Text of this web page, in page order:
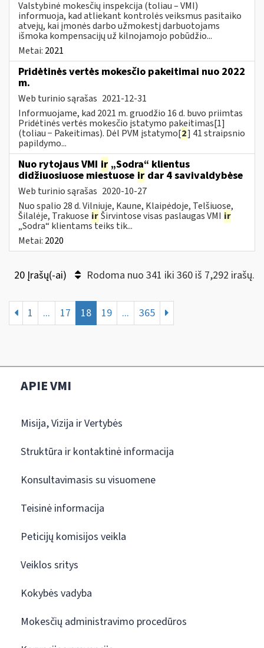
Valstybinė mokesčių inspekcija (toliau – VMI)
informuoja, kad atliekant kontrolės veiksmus pasitaiko
atvejų, kai įmonės darbo užmokestį darbuotojams
išmoka kompensacijų už kilnojamojo pobūdžio...
Metai: 2021
Pridėtinės vertės mokesčio pakeitimai nuo 2022
m.
Web turinio sąrašas 2021-12-31
Informuojame, kad 2021 m. gruodžio 16 d. buvo priimtas
Pridėtinės vertės mokesčio įstatymo pakeitimas[1]
(toliau − Pakeitimas). Dėl PVM įstatymo[2] 41 straipsnio
papildymo...
Nuo rytojaus VMI ir „Sodra“ klientus
didžiuosiuose miestuose ir dar 4 savivaldybėse
Web turinio sąrašas 2020-10-27
Nuo spalio 28 d. Vilniuje, Kaune, Klaipėdoje, Telšiuose,
Šilalėje, Trakuose irŠirvintose visas paslaugas VMI ir
„Sodra“ klientams teiks tik...
Metai: 2020
20 Įrašų(-ai) Rodoma nuo 341 iki 360 iš 7,292 irašų.
1 ... 17 18 19 ... 365
APIE VMI
Misija, Vizija ir Vertybės
Struktūra ir kontaktinė informacija
Konsultavimasis su visuomene
Teisinė informacija
Peticijų komisijos veikla
Veiklos sritys
Kokybės vadyba
Mokesčių administravimo procedūros